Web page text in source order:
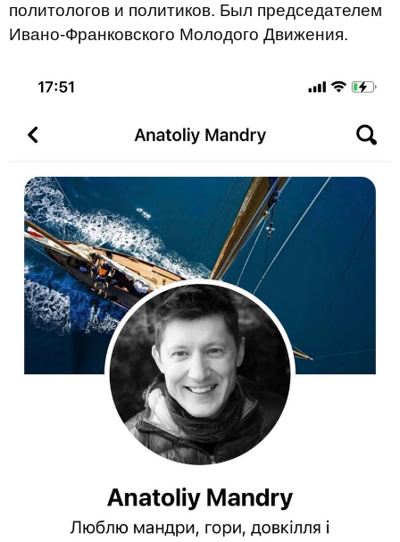
политологов и политиков. Был председателем
Ивано-Франковского Молодого Движения.